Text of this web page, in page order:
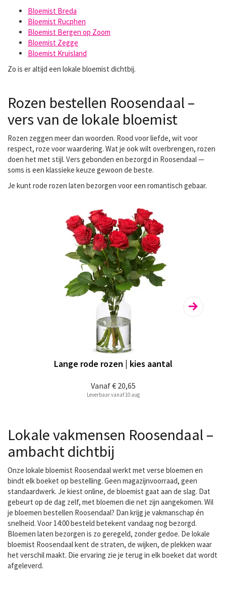
Bloemist Breda
Bloemist Rucphen
Bloemist Bergen op Zoom
Bloemist Zegge
Bloemist Kruisland
Zo is er altijd een lokale bloemist dichtbij.
Rozen bestellen Roosendaal –
vers van de lokale bloemist
Rozen zeggen meer dan woorden. Rood voor liefde, wit voor
respect, roze voor waardering. Wat je ook wilt overbrengen, rozen
doen het met stijl. Vers gebonden en bezorgd in Roosendaal —
soms is een klassieke keuze gewoon de beste.
Je kunt rode rozen laten bezorgen voor een romantisch gebaar.
Vanaf€ 20,65
Lange rode rozen | kies aantal
Leverbaar vanaf 10 aug
Lokale vakmensen Roosendaal –
ambacht dichtbij
Onze lokale bloemist Roosendaal werkt met verse bloemen en
bindt elk boeket op bestelling. Geen magazijnvoorraad, geen
standaardwerk. Je kiest online, de bloemist gaat aan de slag. Dat
gebeurt op de dag zelf, met bloemen die net zijn aangekomen. Wil
je bloemen bestellen Roosendaal? Dan krijg je vakmanschap én
snelheid. Voor 14:00 besteld betekent vandaag nog bezorgd.
Bloemen laten bezorgen is zo geregeld, zonder gedoe. De lokale
bloemist Roosendaal kent de straten, de wijken, de plekken waar
het verschil maakt. Die ervaring zie je terug in elk boeket dat wordt
afgeleverd.